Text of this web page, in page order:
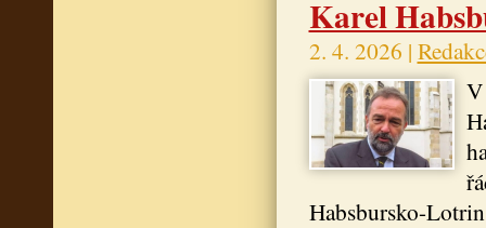
Karel
2. 4. 2026 |
Habsbursko-